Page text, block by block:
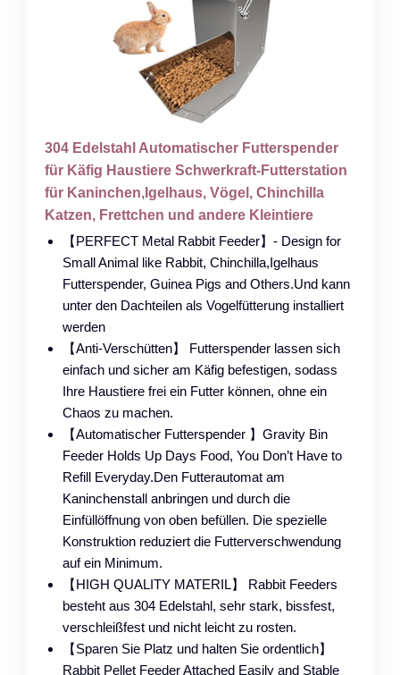
304 Edelstahl Automatischer Futterspender
für Käfig Haustiere Schwerkraft-Futterstation
für Kaninchen,Igelhaus, Vögel, Chinchilla
Katzen, Frettchen und andere Kleintiere
【PERFECT Metal Rabbit Feeder】- Design for
Small Animal like Rabbit, Chinchilla,Igelhaus
Futterspender, Guinea Pigs and Others.Und kann
unter den Dachteilen als Vogelfütterung installiert
werden
【Anti-Verschütten】 Futterspender lassen sich
einfach und sicher am Käfig befestigen, sodass
Ihre Haustiere frei ein Futter können, ohne ein
Chaos zu machen.
【Automatischer Futterspender 】Gravity Bin
Feeder Holds Up Days Food, You Don’t Have to
Refill Everyday.Den Futterautomat am
Kaninchenstall anbringen und durch die
Einfüllöffnung von oben befüllen. Die spezielle
Konstruktion reduziert die Futterverschwendung
auf ein Minimum.
【HIGH QUALITY MATERIL】 Rabbit Feeders
besteht aus 304 Edelstahl, sehr stark, bissfest,
verschleißfest und nicht leicht zu rosten.
【Sparen Sie Platz und halten Sie ordentlich】
Rabbit Pellet Feeder Attached Easily and Stable